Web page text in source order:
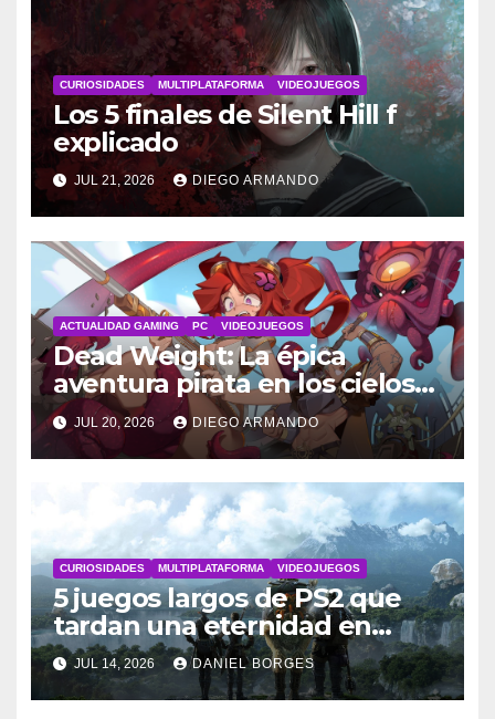
CURIOSIDADES MULTIPLATAFORMA VIDEOJUEGOS
Los 5 finales de Silent Hill f
explicado
JUL 21, 2026 DIEGO ARMANDO
ACTUALIDAD GAMING PC VIDEOJUEGOS
Dead Weight: La épica
aventura pirata en los cielos
steampunk
JUL 20, 2026 DIEGO ARMANDO
CURIOSIDADES MULTIPLATAFORMA VIDEOJUEGOS
5 juegos largos de PS2 que
tardan una eternidad en
completarse
JUL 14, 2026 DANIEL BORGES